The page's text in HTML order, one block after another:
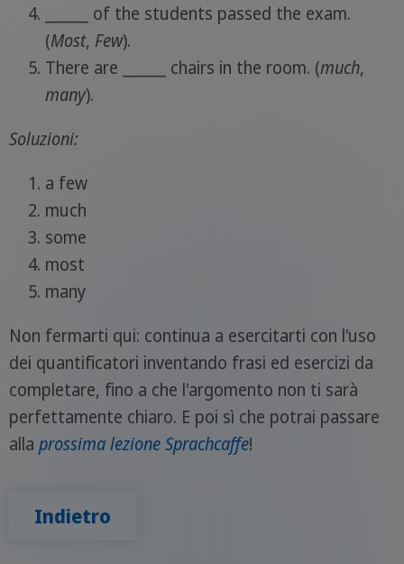
______ of the students passed the exam.
(Most, Few).
There are ______ chairs in the room. (much,
many).
Soluzioni:
a few
much
some
most
many
Non fermarti qui: continua a esercitarti con l'uso
dei quantificatori inventando frasi ed esercizi da
completare, fino a che l'argomento non ti sarà
perfettamente chiaro. E poi sì che potrai passare
alla prossima lezione Sprachcaffe!
Indietro